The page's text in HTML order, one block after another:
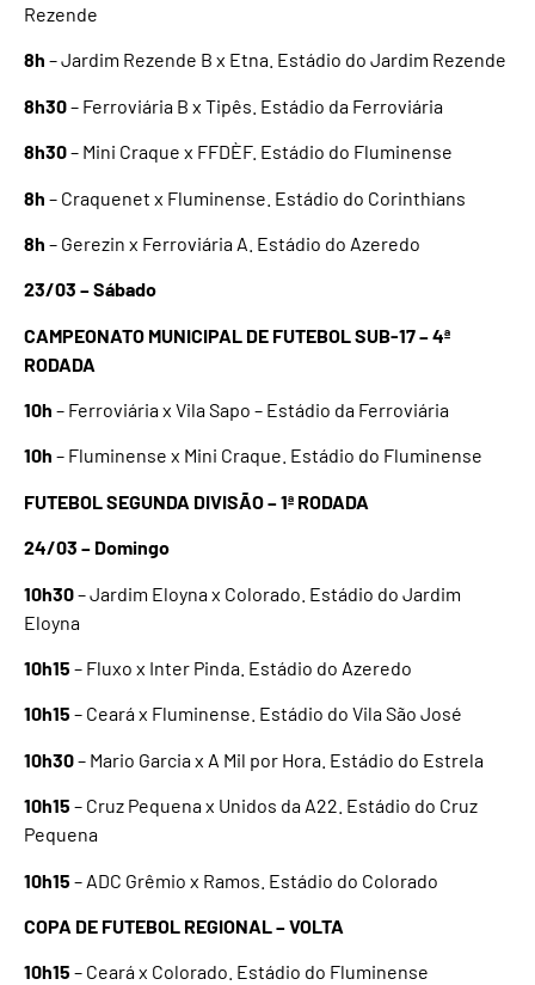
Rezende
8h – Jardim Rezende B x Etna. Estádio do Jardim Rezende
8h30– Ferroviária B x Tipês. Estádio da Ferroviária
8h30– Mini Craque x FFDÈF. Estádio do Fluminense
8h – Craquenet x Fluminense. Estádio do Corinthians
8h – Gerezin x Ferroviária A. Estádio do Azeredo
23/03 – Sábado
CAMPEONATO MUNICIPAL DE FUTEBOL SUB-17 – 4ª
RODADA
10h – Ferroviária x Vila Sapo – Estádio da Ferroviária
10h – Fluminense x Mini Craque. Estádio do Fluminense
FUTEBOL SEGUNDA DIVISÃO – 1ª RODADA
24/03 – Domingo
10h30– Jardim Eloyna x Colorado. Estádio do Jardim
Eloyna
10h15 – Fluxo x Inter Pinda. Estádio do Azeredo
10h15 – Ceará x Fluminense. Estádio do Vila São José
10h30– Mario Garcia x A Mil por Hora. Estádio do Estrela
10h15 – Cruz Pequena x Unidos da A22. Estádio do Cruz
Pequena
10h15 – ADC Grêmio x Ramos. Estádio do Colorado
COPA DE FUTEBOL REGIONAL – VOLTA
10h15 – Ceará x Colorado. Estádio do Fluminense